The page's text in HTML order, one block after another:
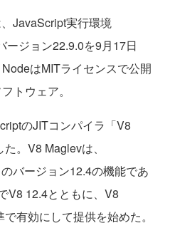
JavaScript実行環境
ージョン22.9.0を9月17日
はMITライセンスで公開
トウェア。
のJITコンパイラ「V8
。V8 Maglevは、
バージョン12.4の機能であ
V8 12.4とともに、V8
有効にして提供を始めた。